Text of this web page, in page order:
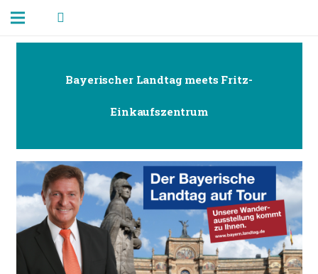
Bayerischer Landtag meets Fritz-
Einkaufszentrum